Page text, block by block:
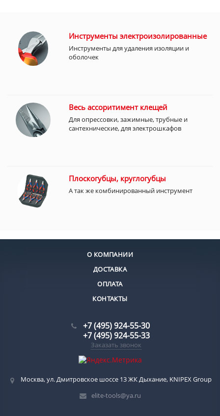
Инструменты электроизолированные
Инструменты для удаления изоляции и
оболочек
Весь ассоритимент клещей
Для опрессовки, зажимные, трубные и
сантехнические, для электрошкафов
Плоскогубцы, круглогубцы
А так же комбинированный инструмент
О КОМПАНИИ
ДОСТАВКА
ОПЛАТА
КОНТАКТЫ
+7 (495) 924-55-30
+7 (495) 924-55-33
Заказать звонок
Москва, ул. Дмитровское шоссе 13 ЖК Дыхание, KNIPEX Group
elite-tools@ya.ru